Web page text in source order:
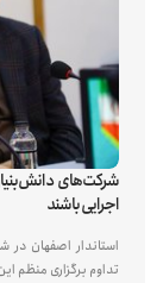
شرکت‌های دانش‌بنیان
اجرایی باشند
استاندار اصفهان در
تداوم برگزاری منظم این